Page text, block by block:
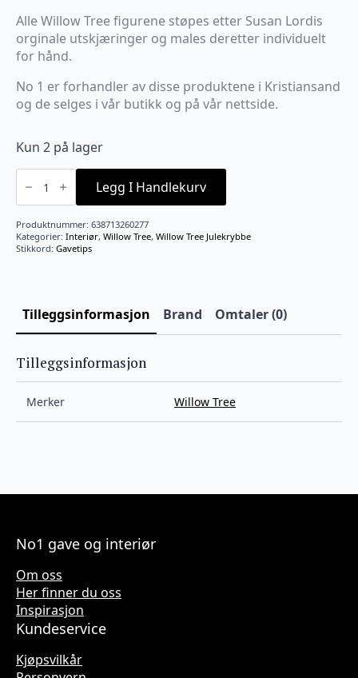
Alle Willow Tree figurene støpes etter Susan Lordis
orginale utskjæringer og males deretter individuelt
for hånd.
No 1 er forhandler av disse produktene i Kristiansand
og de selges i vår butikk og på vår nettside.
Kun 2 på lager
The
three
men
antall
Legg I Handlekurv
Produktnummer: 638713260277
Kategorier: Interiør, Willow Tree, Willow Tree Julekrybbe
Stikkord: Gavetips
Tilleggsinformasjon Brand Omtaler (0)
Tilleggsinformasjon
Merker Willow Tree
No1 gave og interiør
Om oss
Her finner du oss
Inspirasjon
Kundeservice
Kjøpsvilkår